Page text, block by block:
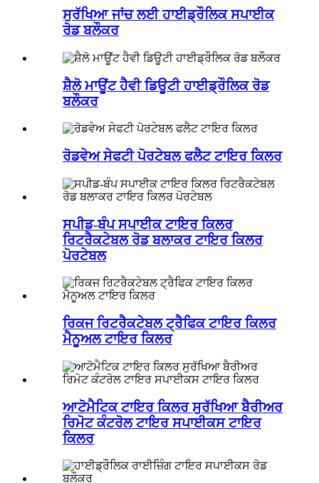
ਸੁਰੱਖਿਆ ਜਾਂਚ ਲਈ ਹਾਈਡ੍ਰੌਲਿਕ ਸਪਾਈਕ
ਰੋਡ ਬਲੌਕਰ
ਸ਼ੈਲੋ ਮਾਊਂਟ ਹੈਵੀ ਡਿਊਟੀ ਹਾਈਡ੍ਰੌਲਿਕ ਰੋਡ
ਬਲੌਕਰ
ਰੋਡਵੇਅ ਸੇਫਟੀ ਪੋਰਟੇਬਲ ਫਲੈਟ ਟਾਇਰ ਕਿਲਰ
ਸਪੀਡ-ਬੰਪ ਸਪਾਈਕ ਟਾਇਰ ਕਿਲਰ
ਰਿਟਰੈਕਟੇਬਲ ਰੋਡ ਬਲਾਕਰ ਟਾਇਰ ਕਿਲਰ
ਪੋਰਟੇਬਲ
ਰਿਕਜ ਰਿਟਰੈਕਟੇਬਲ ਟ੍ਰੈਫਿਕ ਟਾਇਰ ਕਿਲਰ
ਮੈਨੂਅਲ ਟਾਇਰ ਕਿਲਰ
ਆਟੋਮੈਟਿਕ ਟਾਇਰ ਕਿਲਰ ਸੁਰੱਖਿਆ ਬੈਰੀਅਰ
ਰਿਮੋਟ ਕੰਟਰੋਲ ਟਾਇਰ ਸਪਾਈਕਸ ਟਾਇਰ
ਕਿਲਰ